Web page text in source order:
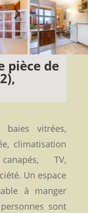
5
pièce de
vitrées,
climatisation
TV,
Un espace
à manger
sont